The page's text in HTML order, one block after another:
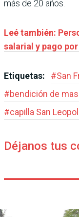
más de 20 años.
Leé también:
salarial y pago
Etiquetas: #San
#bendición de
#capilla San
Déjanos tus